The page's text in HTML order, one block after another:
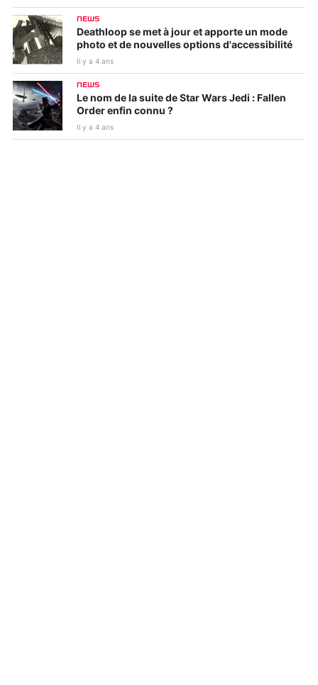
NEWS
Deathloop se met à jour et apporte un mode
photo et de nouvelles options d'accessibilité
Il y a 4 ans
NEWS
Le nom de la suite de Star Wars Jedi : Fallen
Order enfin connu ?
Il y a 4 ans